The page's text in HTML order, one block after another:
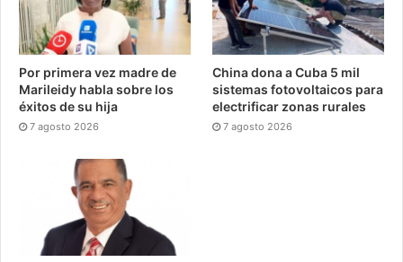
Por primera vez madre de
Marileidy habla sobre los
éxitos de su hija
7 agosto 2026
China dona a Cuba 5 mil
sistemas fotovoltaicos para
electrificar zonas rurales
7 agosto 2026